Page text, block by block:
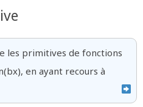
les primitives de fonctions
en ayant recours à